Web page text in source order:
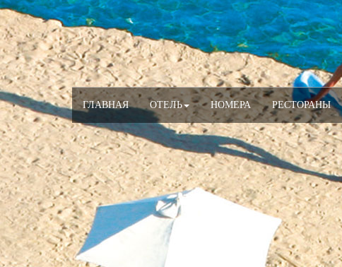
ГЛАВНАЯ ОТЕЛЬ НОМЕРА РЕСТОРАНЫ